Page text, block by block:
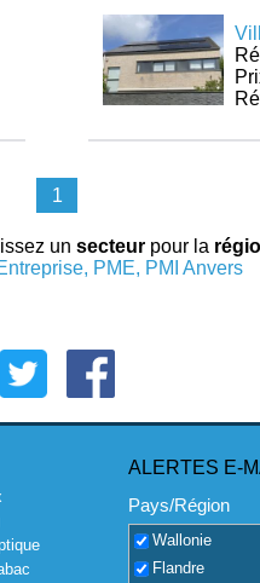
1
un secteurpour la
PME, PMI Anvers
ALERTES E-
Pays/Région
Wallonie
Flandre